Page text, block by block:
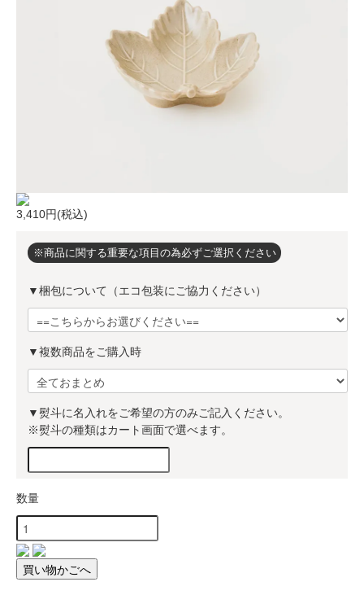
3,410円(税込)
※商品に関する重要な項目の為必ずご選択ください
▼梱包について（エコ包装にご協力ください）
▼複数商品をご購入時
▼熨斗に名入れをご希望の方のみご記入ください。
※熨斗の種類はカート画面で選べます。
数量